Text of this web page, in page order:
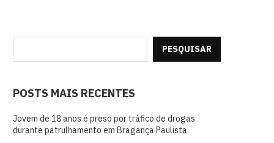
PESQUISAR
POSTS MAIS RECENTES
Jovem de 18 anos é preso por tráfico de drogas
durante patrulhamento em Bragança Paulista